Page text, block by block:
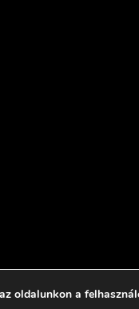
oldalunkon a